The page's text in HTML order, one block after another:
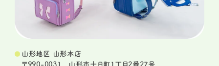
山形地区 山形本店
〒990-0031 山形市十日町1丁目2番27号